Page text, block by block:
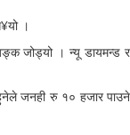
।
जोड्यो । न्यू डायमन्ड र
जनही रु १० हजार पाउने